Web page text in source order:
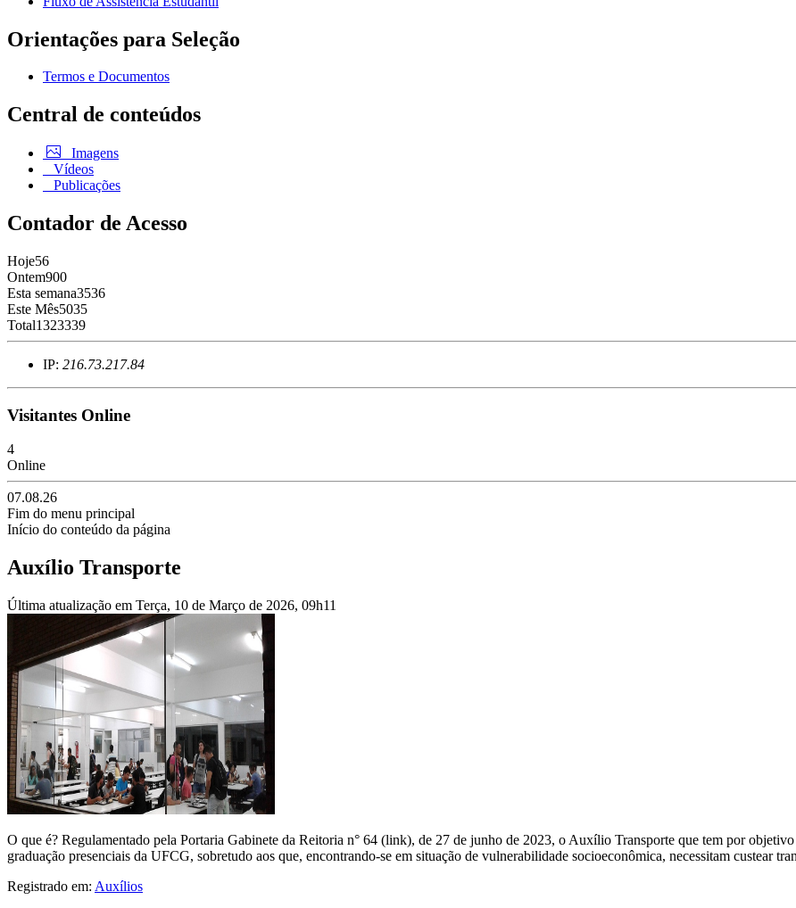
Orientações para Seleção
Termos e Documentos
Central de conteúdos
Imagens
Vídeos
Publicações
Contador de Acesso
Hoje56
Ontem900
Esta semana3536
Este Mês5035
Total1323339
IP: 216.73.217.84
Visitantes Online
4
Online
07.08.26
Fim do menu principal
Início do conteúdo da página
Auxílio Transporte
Última atualização em Terça, 10 de Março de 2026, 09h11
O que é? Regulamentado pela Portaria Gabinete da Reitoria n° 64 (link), de 27 de junho de 2023, o Auxílio Transporte que tem por
graduação presenciais da UFCG, sobretudo aos que, encontrando-se em situação de vulnerabilidade socioeconômica, necessitam custear
Registrado em: Auxílios